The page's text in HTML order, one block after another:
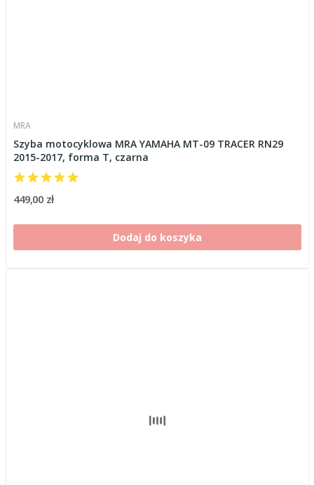
MRA
Szyba motocyklowa MRA YAMAHA MT-09 TRACER RN29
2015-2017, forma T, czarna
449,00 zł
Dodaj do koszyka